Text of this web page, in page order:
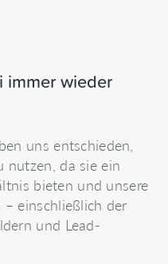
immer wieder
uns entschieden,
nutzen, da sie ein
bieten und unsere
– einschließlich der
und Lead-